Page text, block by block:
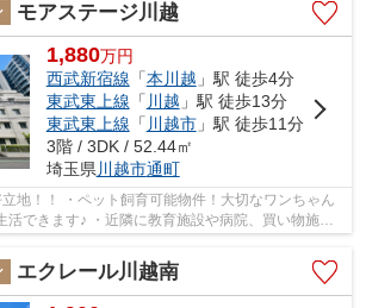
モアステージ川越
1,880万円
西武新宿線 「本川越 」駅 徒歩4分
東武東上線 「 川越 」駅 徒歩13分
東武東上線 「 川越市」駅 徒歩11分
3階 / 3DK / 52.44㎡
埼玉県川越市通町
立地！！ ・ペット飼育可能物件！大切なワンちゃん
活できます♪ ・近隣に教育施設や病院、買い物施設
エクレール川越南